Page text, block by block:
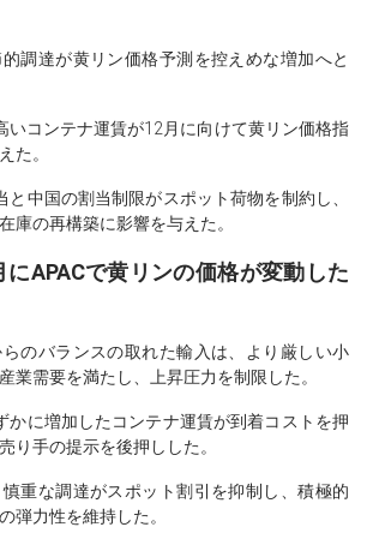
調達が黄リン価格予測を控えめな増加へと
いコンテナ運賃が12月に向けて黄リン価格指
た。
と中国の割当制限がスポット荷物を制約し、
庫の再構築に影響を与えた。
APACで黄リンの価格が変動した
らのバランスの取れた輸入は、より厳しい小
業需要を満たし、上昇圧力を制限した。
かに増加したコンテナ運賃が到着コストを押
り手の提示を後押しした。
重な調達がスポット割引を抑制し、積極的
弾力性を維持した。